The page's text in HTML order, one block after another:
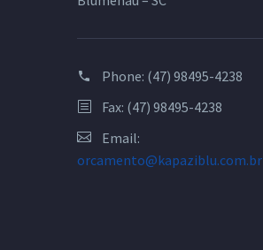
Phone: (47) 98495-4238
Fax: (47) 98495-4238
Email:
orcamento@kapaziblu.com.br